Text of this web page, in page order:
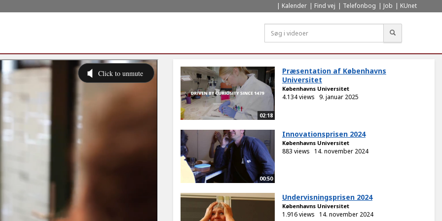
Kalender Find vej Telefonbog Job KUnet
02:18
Præsentation af Københavns
Universitet
Københavns Universitet
4.134 views 9. januar 2025
00:50
Innovationsprisen 2024
Københavns Universitet
883 views 14. november 2024
Undervisningsprisen 2024
Københavns Universitet
1.916 views 14. november 2024